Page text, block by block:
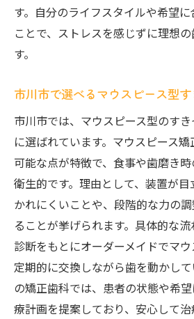
す。自分のライフスタイルや希望
ことで、ストレスを感じずに理想
す。
市川市で選べるマウスピース型
市川市では、マウスピース型のす
に選ばれています。マウスピース
可能な点が特徴で、食事や歯磨き
衛生的です。理由として、装置が
かれにくいことや、段階的な力の
ることが挙げられます。具体的な
診断をもとにオーダーメイドでマウ
定期的に交換しながら歯を動かし
の矯正歯科では、患者の状態や希
療計画を提案しており、安心して